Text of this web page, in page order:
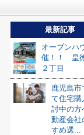
最新記事
オープンハ
催！！ 皇
２丁目
鹿児島市
て住宅購
討中の方
動産会社
すめ選...